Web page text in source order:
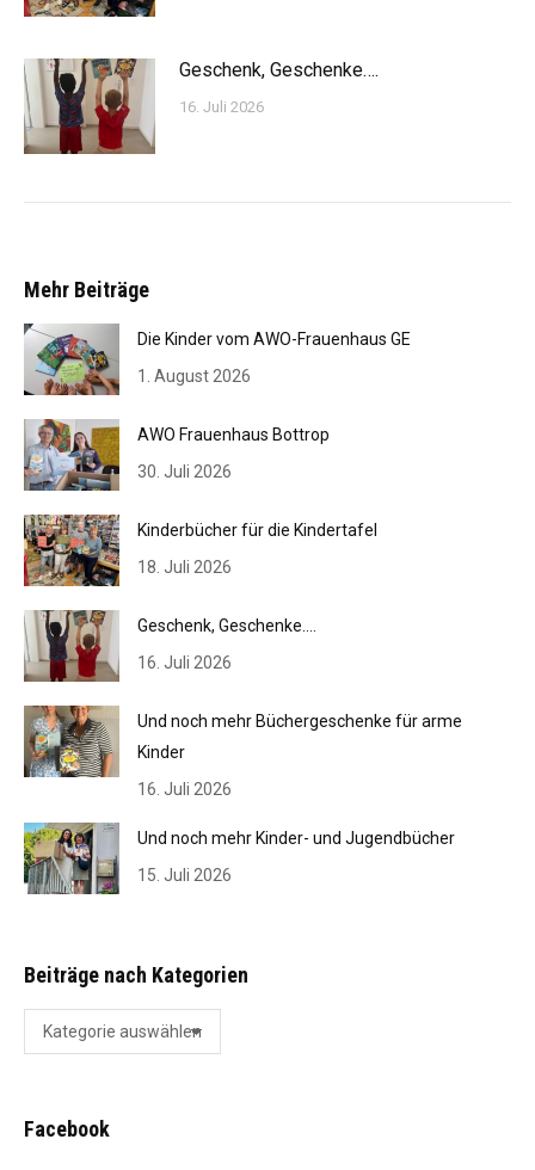
Geschenk, Geschenke….
16. Juli 2026
Mehr Beiträge
Die Kinder vom AWO-Frauenhaus GE
1. August 2026
AWO Frauenhaus Bottrop
30. Juli 2026
Kinderbücher für die Kindertafel
18. Juli 2026
Geschenk, Geschenke….
16. Juli 2026
Und noch mehr Büchergeschenke für arme
Kinder
16. Juli 2026
Und noch mehr Kinder- und Jugendbücher
15. Juli 2026
Beiträge nach Kategorien
Beiträge
nach
Facebook